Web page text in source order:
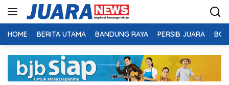
HOME BERITA UTAMA BANDUNG RAYA PERSIB JUARA